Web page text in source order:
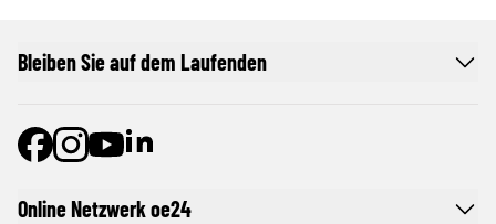
Online Netzwerk oe24
Bleiben Sie auf dem Laufenden